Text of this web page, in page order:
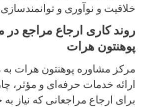
خلاقیت و نوآوری و
روند کاری ارجاع مراجع در
پوهنتون هرات
مرکز مشاوره پوهنتون هرات
ارائه خدمات حرفه‌ای و مؤثر،
برای ارجاع مراجعانی که